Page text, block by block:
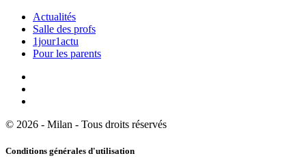
Actualités
Salle des profs
1jour1actu
Pour les parents
© 2026 - Milan - Tous droits réservés
Conditions générales d'utilisation